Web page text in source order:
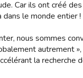
Car ils ont créé
le monde entier !
nous sommes
autrement
la recherche